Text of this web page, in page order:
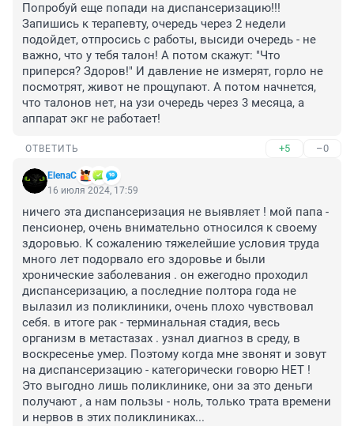
Попробуй еще попади на диспансеризацию!!!
Запишись к терапевту, очередь через 2 недели
подойдет, отпросись с работы, высиди очередь - не
важно, что у тебя талон! А потом скажут: "Что
приперся? Здоров!" И давление не измерят, горло не
посмотрят, живот не прощупают. А потом начнется,
что талонов нет, на узи очередь через 3 месяца, а
аппарат экг не работает!
ОТВЕТИТЬ +5 –0
ElenaC
16 июля 2024, 17:59
ничего эта диспансеризация не выявляет ! мой папа -
пенсионер, очень внимательно относился к своему
здоровью. К сожалению тяжелейшие условия труда
много лет подорвало его здоровье и были
хронические заболевания . он ежегодно проходил
диспансеризацию, а последние полтора года не
вылазил из поликлиники, очень плохо чувствовал
себя. в итоге рак - терминальная стадия, весь
организм в метастазах . узнал диагноз в среду, в
воскресенье умер. Поэтому когда мне звонят и зовут
на диспансеризацию - категорически говорю НЕТ !
Это выгодно лишь поликлинике, они за это деньги
получают , а нам пользы - ноль, только трата времени
и нервов в этих поликлиниках...